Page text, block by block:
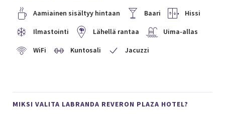
Aamiainen sisältyy hintaan
Baari Hissi
Ilmastointi Lähellä rantaa Uima-allas
WiFi Kuntosali Jacuzzi
MIKSI VALITA LABRANDA REVERON PLAZA HOTEL?